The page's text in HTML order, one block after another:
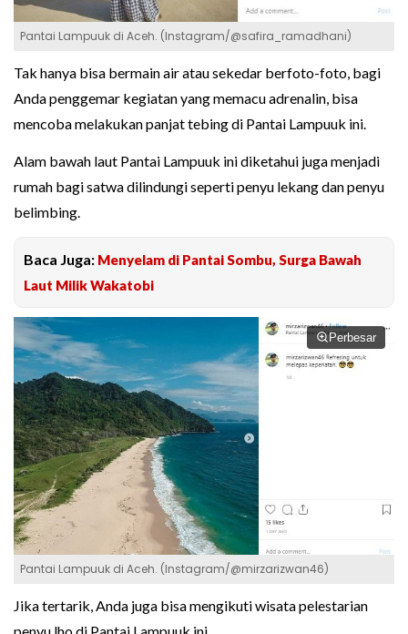
Pantai Lampuuk di Aceh. (Instagram/@safira_ramadhani)
Tak hanya bisa bermain air atau sekedar berfoto-foto, bagi
Anda penggemar kegiatan yang memacu adrenalin, bisa
mencoba melakukan panjat tebing di Pantai Lampuuk ini.
Alam bawah laut Pantai Lampuuk ini diketahui juga menjadi
rumah bagi satwa dilindungi seperti penyu lekang dan penyu
belimbing.
Baca Juga: Menyelam di Pantai Sombu, Surga Bawah
Laut Milik Wakatobi
Perbesar
Pantai Lampuuk di Aceh. (Instagram/@mirzarizwan46)
Jika tertarik, Anda juga bisa mengikuti wisata pelestarian